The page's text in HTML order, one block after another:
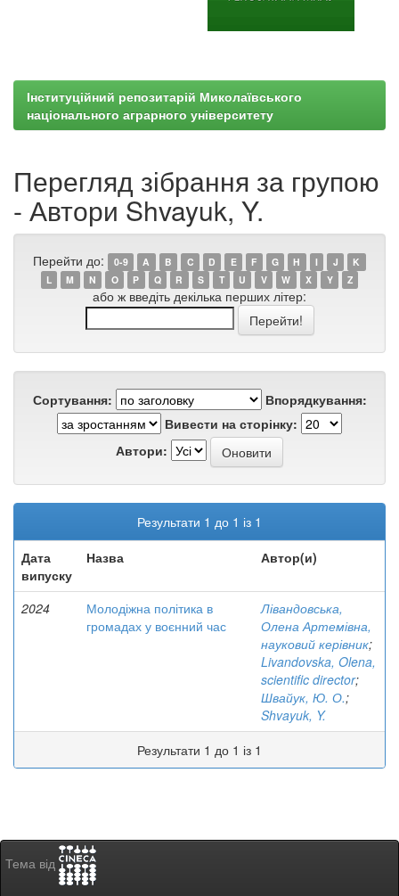
Інституційний репозитарій Миколаївського
національного аграрного університету
Перегляд зібрання за групою
- Автори Shvayuk, Y.
Перейти до: 0-9 A B C D E F G H I J
K
L
M N O P Q R S T U V W X Y Z
або ж введіть декілька перших літер:
Сортування:
Впорядкування:
Вивести на сторінку:
Автори:
Результати 1 до 1 із 1
Дата
випуску
Назва Автор(и)
2024
Молодіжна політика в
громадах у воєнний час
Лівандовська,
Олена Артемівна,
науковий керівник;
Livandovska, Olena,
scientific director;
Швайук, Ю. О.;
Shvayuk, Y.
Результати 1 до 1 із 1
Тема від